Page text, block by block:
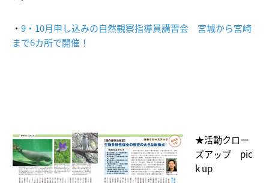
・ 9・10月申し込みの自然観察指導員講習会 宮城から宮崎
まで6カ所で開催！
★活動クロー
ズアップ pic
k up